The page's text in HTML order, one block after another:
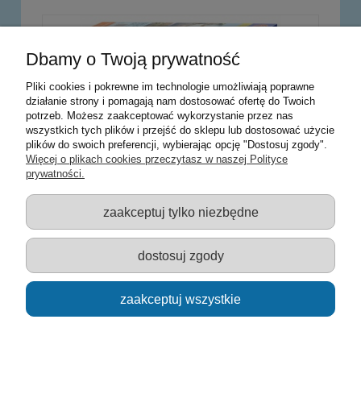
Puzzle 60 Dinozaury
10,00 zł
do koszyka
Dbamy o Twoją prywatność
Pliki cookies i pokrewne im technologie umożliwiają poprawne
działanie strony i pomagają nam dostosować ofertę do Twoich
potrzeb. Możesz zaakceptować wykorzystanie przez nas
wszystkich tych plików i przejść do sklepu lub dostosować użycie
plików do swoich preferencji, wybierając opcję "Dostosuj zgody".
Więcej o plikach cookies przeczytasz w naszej Polityce
prywatności.
zaakceptuj tylko niezbędne
dostosuj zgody
zaakceptuj wszystkie